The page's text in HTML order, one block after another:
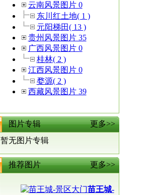
云南风景图片 0
东川红土地( 1 )
元阳梯田( 13 )
贵州风景图片 35
广西风景图片 0
桂林( 2 )
江西风景图片 0
婺源( 2 )
西藏风景图片 39
图片专辑
更多>>
暂无图片专辑
推荐图片 更多>>
苗王城-